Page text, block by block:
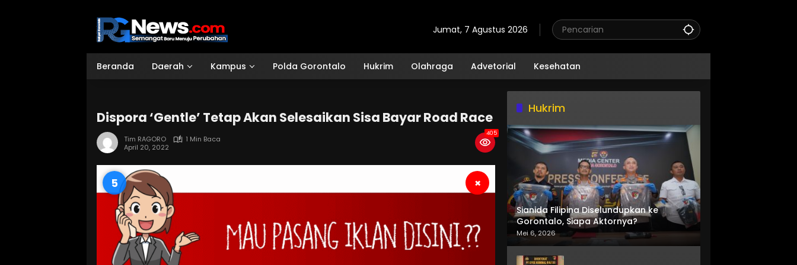
Jumat, 7 Agustus 2026
Beranda Daerah Kampus Polda Gorontalo Hukrim Olahraga Advetorial Kesehatan
Dispora ‘Gentle’ Tetap Akan Selesaikan Sisa Bayar Road Race
Tim RAGORO
1 Min Baca
April 20, 2022
405
3 ×
Hukrim
Sianida Filipina Diselundupkan ke
Gorontalo, Siapa Aktornya?
Mei 6, 2026